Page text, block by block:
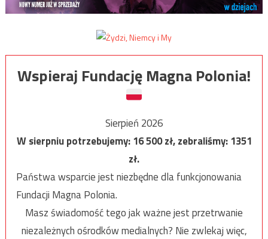
Wspieraj Fundację Magna Polonia!
Sierpień 2026
W sierpniu potrzebujemy:16 500zł, zebraliśmy:1351
zł.
Państwa wsparcie jest niezbędne dla funkcjonowania
Fundacji Magna Polonia.
Masz świadomość tego jak ważne jest przetrwanie
niezależnych ośrodków medialnych? Nie zwlekaj więc,